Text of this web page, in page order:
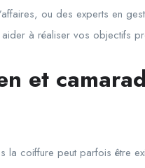
ou des experts en
à réaliser vos objectifs
et
la coiffure peut parfois être